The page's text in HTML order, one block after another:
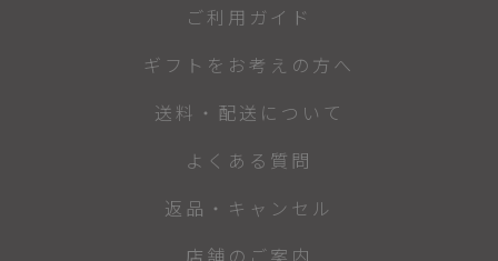
ご利用ガイド
ギフトをお考えの方へ
送料・配送について
よくある質問
返品・キャンセル